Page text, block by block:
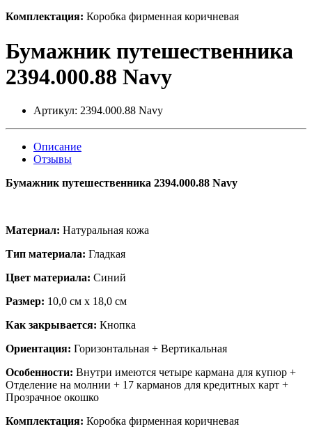
Комплектация: Коробка фирменная коричневая
Бумажник путешественника
2394.000.88 Navy
Артикул: 2394.000.88 Navy
Описание
Отзывы
Бумажник путешественника 2394.000.88 Navy
Материал: Натуральная кожа
Тип материала: Гладкая
Цвет материала: Синий
Размер: 10,0 см х 18,0 см
Как закрывается: Кнопка
Ориентация: Горизонтальная + Вертикальная
Особенности: Внутри имеются четыре кармана для купюр +
Отделение на молнии + 17 карманов для кредитных карт +
Прозрачное окошко
Комплектация: Коробка фирменная коричневая